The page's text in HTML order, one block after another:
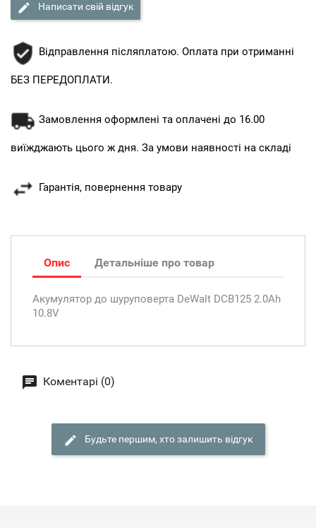
Написати свій відгук
Відправлення післяплатою. Оплата при отриманні
БЕЗ ПЕРЕДОПЛАТИ.
Замовлення оформлені та оплачені до 16.00
виїжджають цього ж дня. За умови наявності на складі
Гарантія, повернення товару
Опис Детальніше про товар
Акумулятор до шуруповерта DeWalt DCB125 2.0Ah
10.8V
Коментарі (0)
Будьте першим, хто залишить відгук